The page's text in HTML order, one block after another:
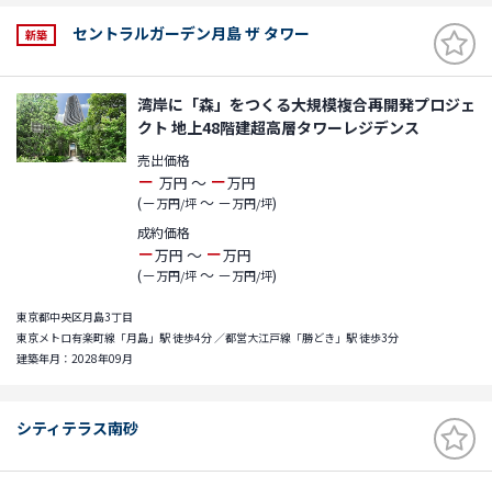
新築 セントラルガーデン月島 ザ タワー
湾岸に「森」をつくる大規模複合再開発プロジェ
クト 地上48階建超高層タワーレジデンス
売出価格
－ 万円 ～ －万円
(－万円/坪～ －万円/坪)
成約価格
－万円 ～ －万円
(－万円/坪～ －万円/坪)
東京都中央区月島3丁目
東京メトロ有楽町線「月島」駅 徒歩4分 ／都営大江戸線「勝どき」駅 徒歩3分
建築年月：2028年09月
シティテラス南砂